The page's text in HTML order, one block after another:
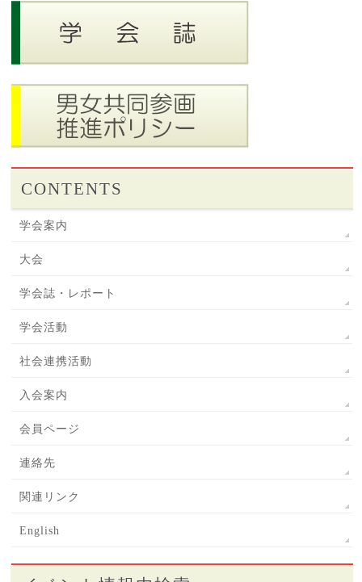
CONTENTS
学会案内
大会
学会誌・レポート
学会活動
社会連携活動
入会案内
会員ページ
連絡先
関連リンク
English